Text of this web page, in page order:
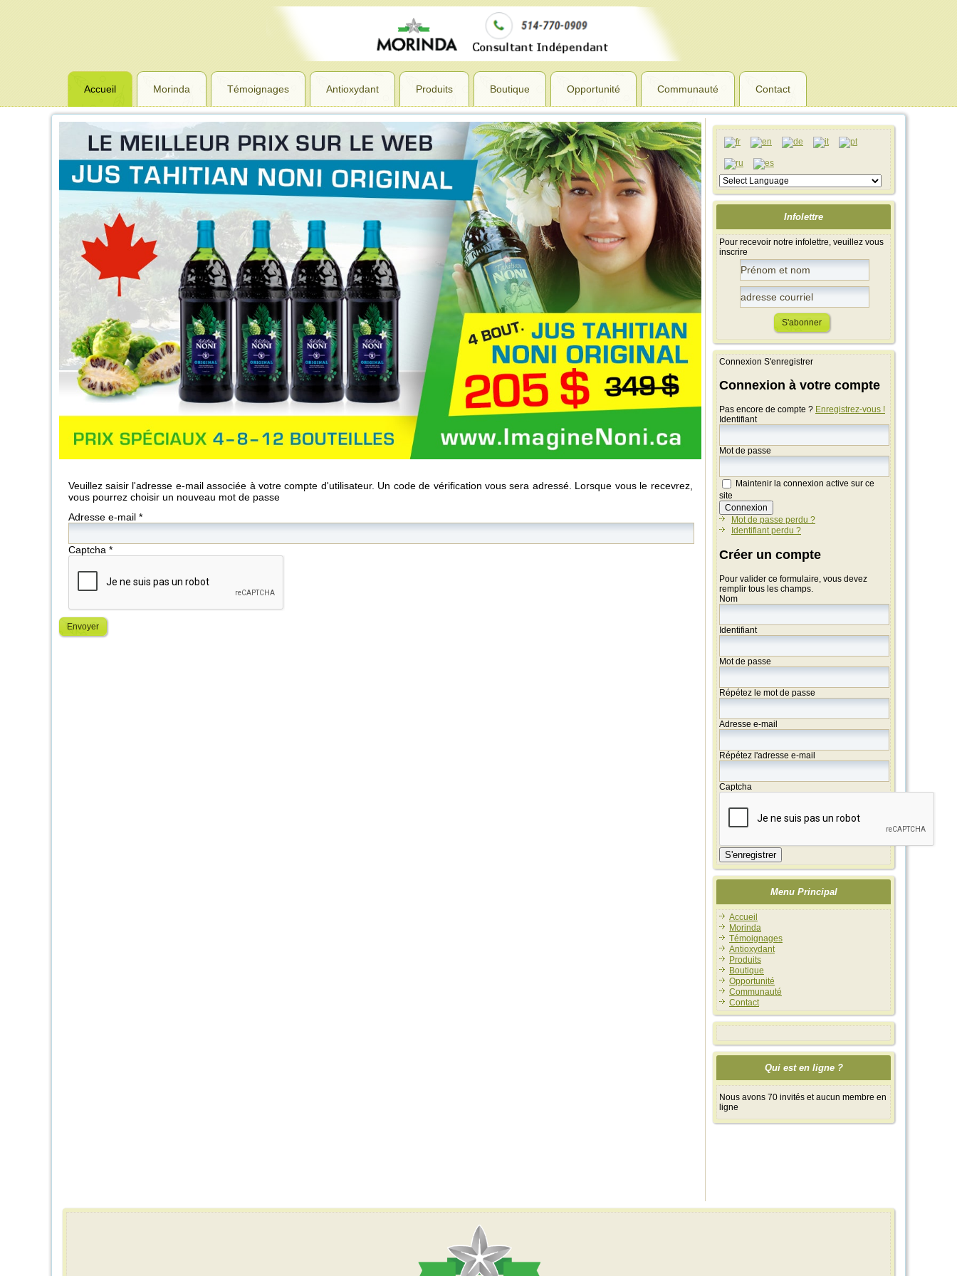
Accueil Morinda Témoignages Antioxydant Produits Boutique Opportunité Communauté Contact
Veuillez saisir l'adresse e-mail associée à votre compte d'utilisateur. Un code de vérification vous sera adressé. Lorsque vous le recevrez,
vous pourrez choisir un nouveau mot de passe
Adresse e-mail*
Captcha*
Envoyer
Infolettre
Pour recevoir notre infolettre, veuillez vous
inscrire
Connexion S'enregistrer
Connexion à votre compte
Pas encore de compte ? Enregistrez-vous !
Identifiant
Mot de passe
Maintenir la connexion active sur ce
site
Mot de passe perdu ?
Identifiant perdu ?
Créer un compte
Pour valider ce formulaire, vous devez
remplir tous les champs.
Nom
Identifiant
Mot de passe
Répétez le mot de passe
Adresse e-mail
Répétez l'adresse e-mail
Captcha
S'enregistrer
Menu Principal
Accueil
Morinda
Témoignages
Antioxydant
Produits
Boutique
Opportunité
Communauté
Contact
Qui est en ligne ?
Nous avons 70 invités et aucun membre en
ligne